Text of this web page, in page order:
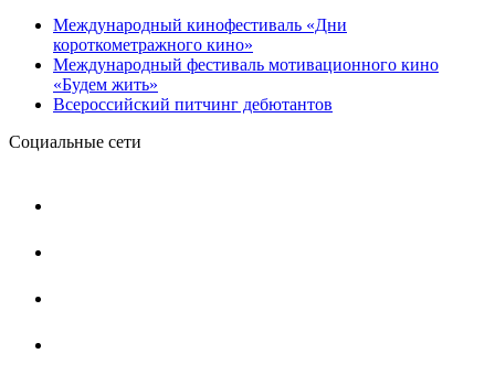
Международный кинофестиваль «Дни
короткометражного кино»
Международный фестиваль мотивационного кино
«Будем жить»
Всероссийский питчинг дебютантов
Социальные сети